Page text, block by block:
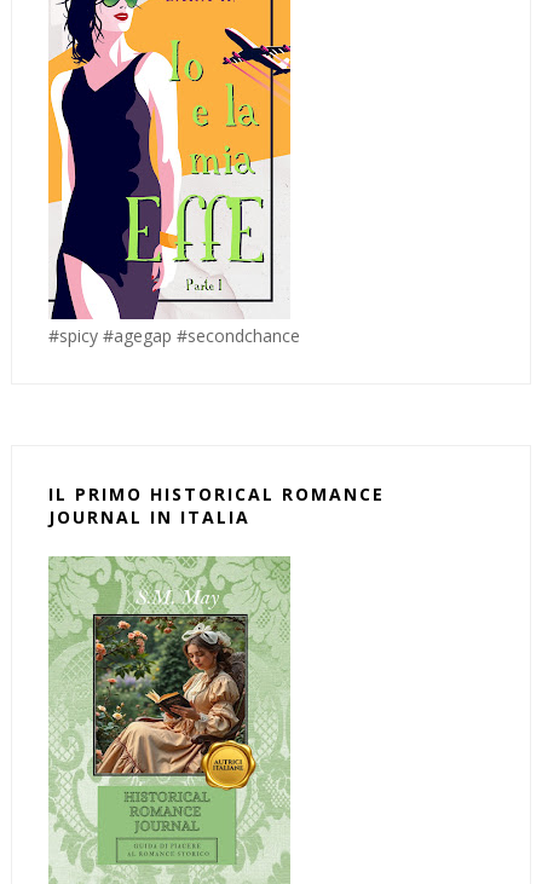
#spicy #agegap #secondchance
IL PRIMO HISTORICAL ROMANCE
JOURNAL IN ITALIA